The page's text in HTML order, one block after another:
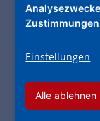
in den
und 27-
die
Zustimmungen
Einstellungen
Alle ablehnen